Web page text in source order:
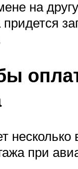
на
несколько
при